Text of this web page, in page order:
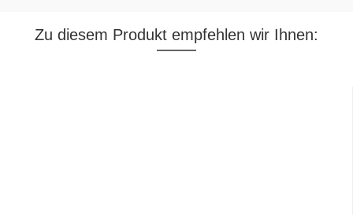
Zu diesem Produkt empfehlen wir Ihnen: